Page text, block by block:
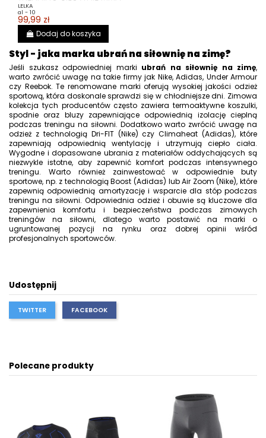
LELKA
al - 10
99,99 zł
Dodaj do koszyka
Styl - jaka marka ubrań na siłownię na zimę?
Jeśli szukasz odpowiedniej marki ubrań na siłownię na zimę,
warto zwrócić uwagę na takie firmy jak Nike, Adidas, Under Armour
czy Reebok. Te renomowane marki oferują wysokiej jakości odzież
sportową, która doskonale sprawdzi się w chłodniejsze dni. Zimowa
kolekcja tych producentów często zawiera termoaktywne koszulki,
spodnie oraz bluzy zapewniające odpowiednią izolację cieplną
podczas treningu na siłowni. Dodatkowo warto zwrócić uwagę na
odzież z technologią Dri-FIT (Nike) czy Climaheat (Adidas), które
zapewniają odpowiednią wentylację i utrzymują ciepło ciała.
Wygodne i dopasowane ubrania z materiałów oddychających są
niezwykle istotne, aby zapewnić komfort podczas intensywnego
treningu. Warto również zainwestować w odpowiednie buty
sportowe, np. z technologią Boost (Adidas) lub Air Zoom (Nike), które
zapewnią odpowiednią amortyzację i wsparcie dla stóp podczas
treningu na siłowni. Odpowiednia odzież i obuwie są kluczowe dla
zapewnienia komfortu i bezpieczeństwa podczas zimowych
treningów na siłowni, dlatego warto postawić na marki o
ugruntowanej pozycji na rynku oraz dobrej opinii wśród
profesjonalnych sportowców.
Udostępnij
TWITTER FACEBOOK
Polecane produkty